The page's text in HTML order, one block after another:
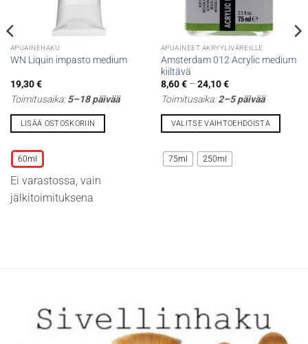
APUAINEHAKU
WN Liquin impasto medium
19,30€
Toimitusaika:5–18 päivää
LISÄÄ OSTOSKORIIN
tuotteella
on
useampi
muunnelma.
60ml
Ei varastossa, vain
jälkitoimituksena
APUAINEET AKRYYLIVÄREILLE
Amsterdam 012 Acrylic medium
kiiltävä
8,60€ – 24,10€Hintaluokka:
-
Toimitusaika:2–5 päivää
VALITSE VAIHTOEHDOISTA
tuotteella
on
75ml 250ml